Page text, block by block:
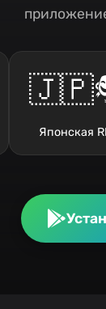
Японская